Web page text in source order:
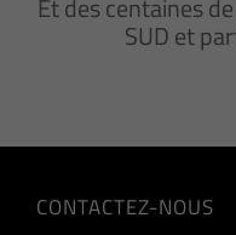
Et des centaines
SUD et
CONTACTEZ-NOUS